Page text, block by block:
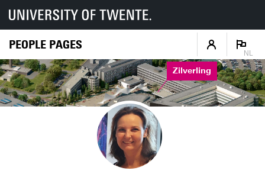
PEOPLE PAGES
NL
Zilverling